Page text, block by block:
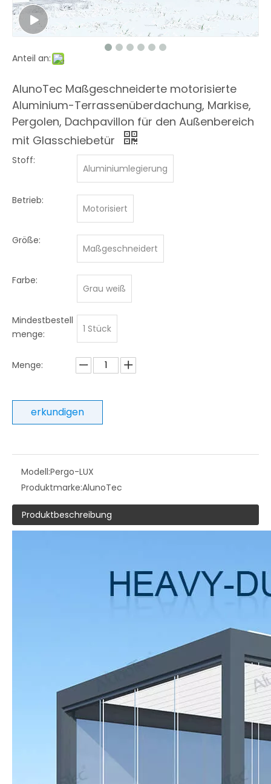
Anteil an:
AlunoTec Maßgeschneiderte motorisierte
Aluminium-Terrassenüberdachung, Markise,
Pergolen, Dachpavillon für den Außenbereich
mit Glasschiebetür
Stoff:
Aluminiumlegierung
Betrieb:
Motorisiert
Größe:
Maßgeschneidert
Farbe:
Grau weiß
Mindestbestell
menge:
1 Stück
Menge:
erkundigen
Modell:Pergo-LUX
Produktmarke:AlunoTec
Produktbeschreibung